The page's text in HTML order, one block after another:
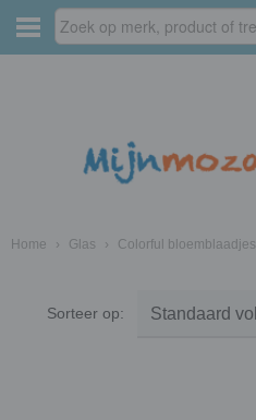
Home › Glas › Colorful bloemblaadjes
Sorteer op: